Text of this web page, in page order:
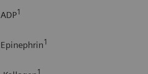
ADP1
Epinephrin1